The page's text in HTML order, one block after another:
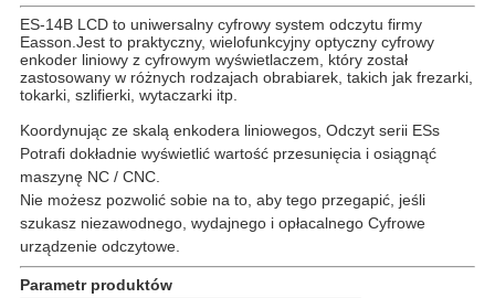
ES-14B LCD to uniwersalny cyfrowy system odczytu firmy
Easson.Jest to praktyczny, wielofunkcyjny optyczny cyfrowy
enkoder liniowy z cyfrowym wyświetlaczem, który został
zastosowany w różnych rodzajach obrabiarek, takich jak frezarki,
tokarki, szlifierki, wytaczarki itp.
Koordynując ze skalą enkodera liniowegos, Odczyt serii ESs
Potrafi dokładnie wyświetlić wartość przesunięcia i osiągnąć
maszynę NC / CNC.
Nie możesz pozwolić sobie na to, aby tego przegapić, jeśli
szukasz niezawodnego, wydajnego i opłacalnego Cyfrowe
urządzenie odczytowe.
Parametr produktów